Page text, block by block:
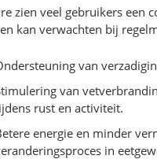
zien veel gebruikers een
kan verwachten bij
van
van
rust en activiteit.
energie en minder
in